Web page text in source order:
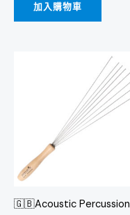
加入購物車
🇬🇧Acoustic Percussion